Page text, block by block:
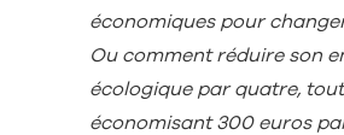
économiques pour
Ou comment réduire son
écologique par quatre,
économisant 300 euros